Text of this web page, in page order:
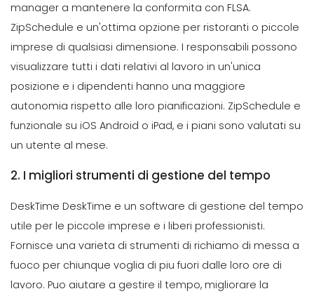
manager a mantenere la conformita con FLSA.
ZipSchedule e un'ottima opzione per ristoranti o piccole
imprese di qualsiasi dimensione. I responsabili possono
visualizzare tutti i dati relativi al lavoro in un'unica
posizione e i dipendenti hanno una maggiore
autonomia rispetto alle loro pianificazioni. ZipSchedule e
funzionale su iOS Android o iPad, e i piani sono valutati su
un utente al mese.
2. I migliori strumenti di gestione del tempo
DeskTime DeskTime e un software di gestione del tempo
utile per le piccole imprese e i liberi professionisti.
Fornisce una varieta di strumenti di richiamo di messa a
fuoco per chiunque voglia di piu fuori dalle loro ore di
lavoro. Puo aiutare a gestire il tempo, migliorare la